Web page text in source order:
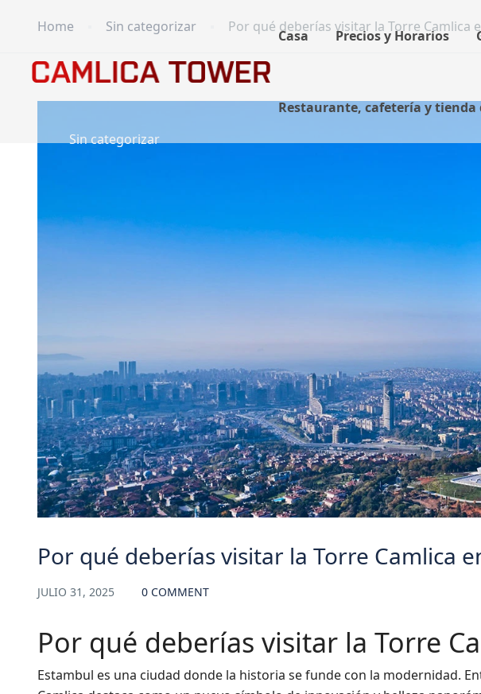
Casa Precios y Horarios
Restaurante, cafetería y tienda
Home Sin categorizar Por qué deberías visitar la Torre Camlica
Sin categorizar
Por qué deberías visitar la Torre Camlica
JULIO 31, 2025 0 COMMENT
Por qué deberías visitar la Torre
Estambul es una ciudad donde la historia se funde con la modernidad.